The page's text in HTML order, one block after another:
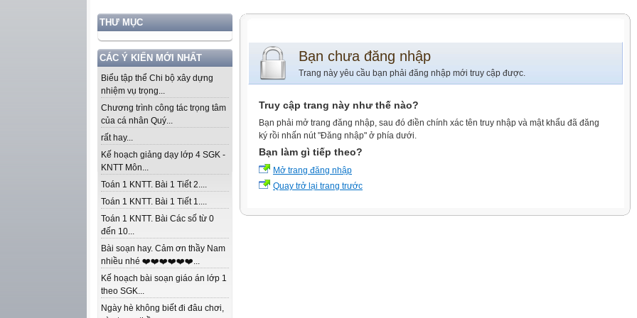
THƯ MỤC
CÁC Ý KIẾN MỚI NHẤT
Biểu tập thể Chi bộ xây dựng
nhiệm vụ trọng...
Chương trình công tác trọng tâm
của cá nhân Quý...
rất hay...
Kế hoạch giảng dạy lớp 4 SGK -
KNTT Môn...
Toán 1 KNTT. Bài 1 Tiết 2....
Toán 1 KNTT. Bài 1 Tiết 1....
Toán 1 KNTT. Bài Các số từ 0
đến 10...
Bài soạn hay. Cảm ơn thầy Nam
nhiều nhé ❤️❤️❤️❤️❤️❤️...
Kế hoạch bài soạn giáo án lớp 1
theo SGK...
Ngày hè không biết đi đâu chơi,
Bạn chưa đăng nhập
Trang này yêu cầu bạn phải đăng nhập mới truy cập được.
Truy cập trang này như thế nào?
Bạn phải mở trang đăng nhập, sau đó điền chính xác tên truy nhập và mật khẩu đã đăng
ký rồi nhấn nút "Đăng nhập" ở phía dưới.
Bạn làm gì tiếp theo?
Mở trang đăng nhập
Quay trở lại trang trước